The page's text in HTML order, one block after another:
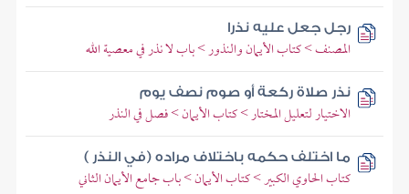
رجل جعل عليه نذرا
المصنف > كتاب الأيمان والنذور > باب لا نذر في معصية الله
نذر صلاة ركعة أو صوم نصف يوم
الاختيار لتعليل المختار > كتاب الأيمان > فصل في النذر
ما اختلف حكمه باختلاف مراده (في النذر )
كتاب الحاوي الكبير > كتاب الأيمان > باب جامع الأيمان الثاني